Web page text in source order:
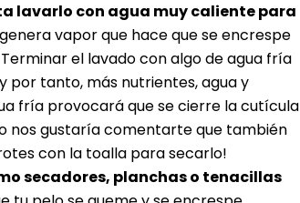
lavarlo con agua muy caliente para
vapor que hace que se encrespe
el lavado con algo de agua fría
por tanto, más nutrientes, agua y
fría provocará que se cierre la cutícula
nos gustaría comentarte que también
con la toalla para secarlo!
secadores, planchas o tenacillas